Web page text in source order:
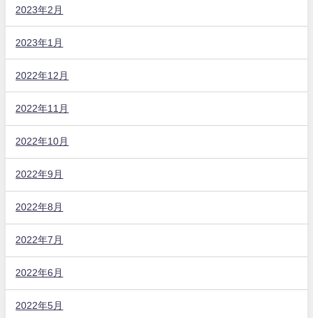
2023年2月
2023年1月
2022年12月
2022年11月
2022年10月
2022年9月
2022年8月
2022年7月
2022年6月
2022年5月